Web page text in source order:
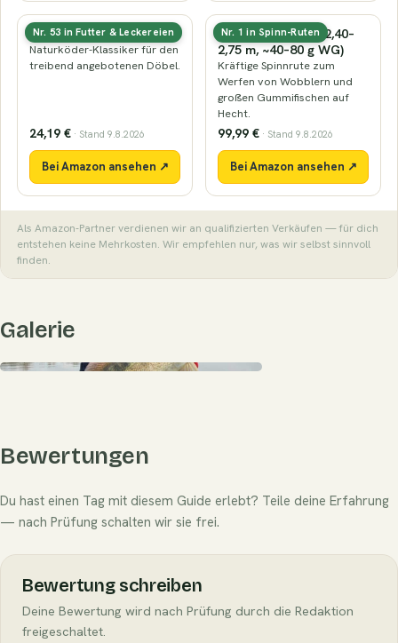
Nr. 53 in Futter & Leckereien
Tauwurm-Köder
Naturköder-Klassiker für den
treibend angebotenen Döbel.
24,19 € · Stand 9.8.2026
Bei Amazon ansehen ↗
Nr. 1 in Spinn-Ruten
Hecht-Spinnrute (2,40–
2,75 m, ~40–80 g WG)
Kräftige Spinnrute zum
Werfen von Wobblern und
großen Gummifischen auf
Hecht.
99,99 € · Stand 9.8.2026
Bei Amazon ansehen ↗
Als Amazon-Partner verdienen wir an qualifizierten Verkäufen — für dich
entstehen keine Mehrkosten. Wir empfehlen nur, was wir selbst sinnvoll
finden.
Galerie
Bewertungen
Du hast einen Tag mit diesem Guide erlebt? Teile deine Erfahrung
— nach Prüfung schalten wir sie frei.
Bewertung schreiben
Deine Bewertung wird nach Prüfung durch die Redaktion
freigeschaltet.